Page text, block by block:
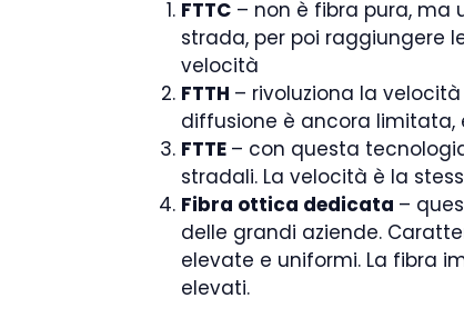
FTTC – non è fibra pura, ma
strada, per poi raggiungere
velocità
FTTH – rivoluziona la
diffusione è ancora
FTTE – con questa
stradali. La velocità è la
Fibra ottica dedicata –
delle grandi aziende.
elevate e uniformi. La fibra
elevati.